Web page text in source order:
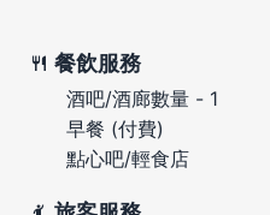
餐飲服務
酒吧/酒廊數量 - 1
早餐 (付費)
點心吧/輕食店